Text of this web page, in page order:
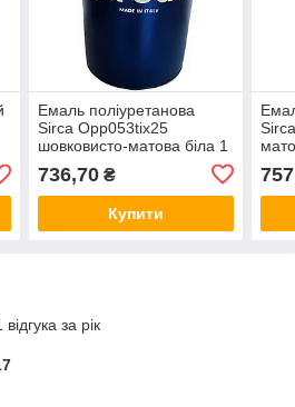
Емаль поліуретанова
Sirca Opp053tix25
шовковисто-матова біла 1
736,70₴
Купити
за рік